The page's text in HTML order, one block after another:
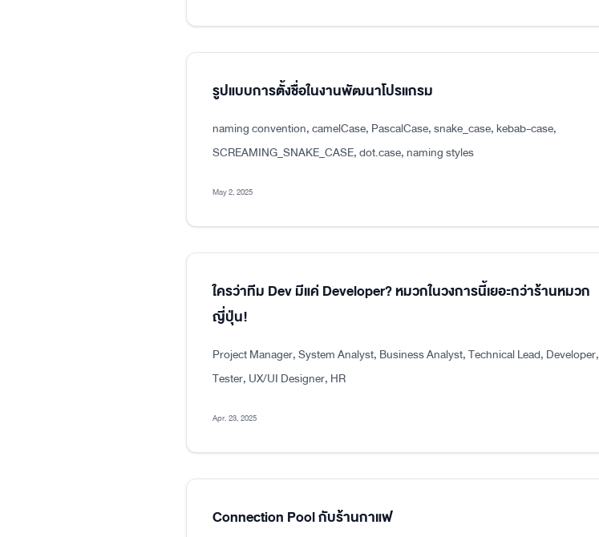
รูปแบบการตั้งชื่อในงานพัฒนาโปรแกรม
naming convention, camelCase, PascalCase, snake_case, kebab-case,
SCREAMING_SNAKE_CASE, dot.case, naming styles
May 2, 2025
ใครว่าทีม Dev มีแค่ Developer? หมวกในวงการนี้เยอะกว่าร้านหมวก
ญี่ปุ่น!
Project Manager, System Analyst, Business Analyst, Technical Lead, Developer,
Tester, UX/UI Designer, HR
Apr. 23, 2025
Connection Pool กับร้านกาแฟ